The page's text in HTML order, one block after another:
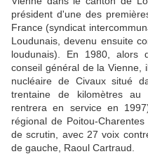
président d'une des
France (syndicat
Loudunais, devenu ensuite
loudunais). En 1980, alors
conseil général de la Vienne,
nucléaire de Civaux situé
trentaine de kilomètres
rentrera en service en
régional de Poitou-
de scrutin, avec 27 voix
de gauche, Raoul Cartraud.